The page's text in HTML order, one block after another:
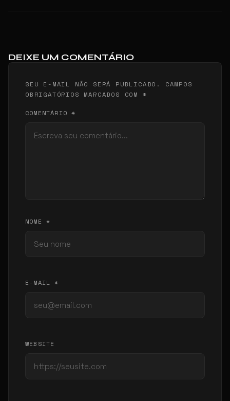
DEIXE UM COMENTÁRIO
SEU E-MAIL NÃO SERÁ PUBLICADO. CAMPOS
OBRIGATÓRIOS MARCADOS COM *
COMENTÁRIO *
NOME *
E-MAIL *
WEBSITE